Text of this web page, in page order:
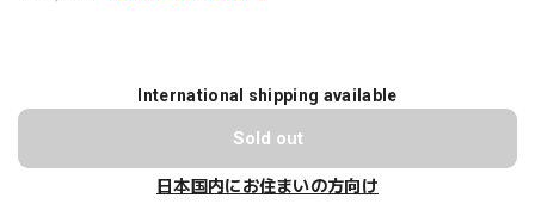
International shipping available
Sold out
日本国内にお住まいの方向け